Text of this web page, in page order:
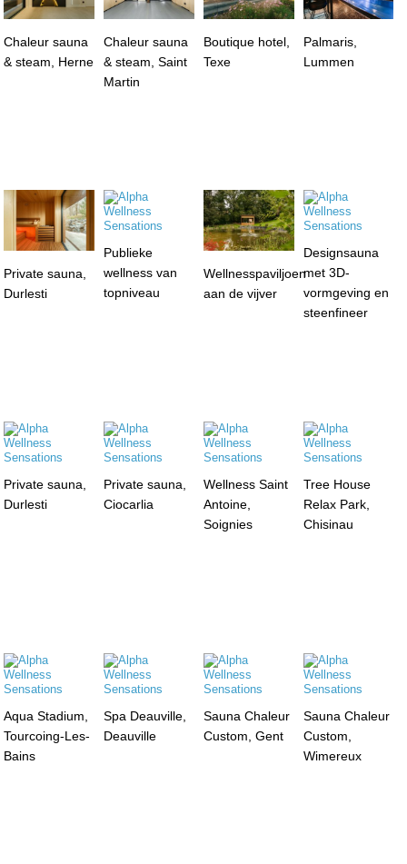
Chaleur sauna
& steam, Herne
Chaleur sauna
& steam, Saint
Martin
Boutique hotel,
Texe
Palmaris,
Lummen
Private sauna,
Durlesti
Publieke
wellness van
topniveau
Wellnesspaviljoen
aan de vijver
Designsauna
met 3D-
vormgeving en
steenfineer
Private sauna,
Durlesti
Private sauna,
Ciocarlia
Wellness Saint
Antoine,
Soignies
Tree House
Relax Park,
Chisinau
Aqua Stadium,
Tourcoing-Les-
Bains
Spa Deauville,
Deauville
Sauna Chaleur
Custom, Gent
Sauna Chaleur
Custom,
Wimereux